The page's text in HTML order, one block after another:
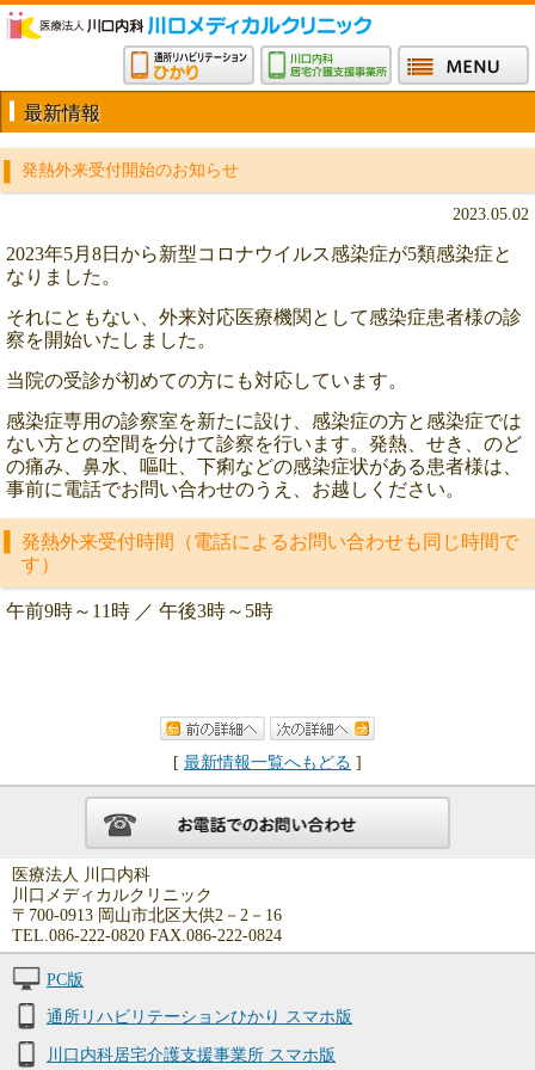
最新情報
発熱外来受付開始のお知らせ
2023.05.02
2023年5月8日から新型コロナウイルス感染症が5類感染症と
なりました。
それにともない、外来対応医療機関として感染症患者様の診
察を開始いたしました。
当院の受診が初めての方にも対応しています。
感染症専用の診察室を新たに設け、感染症の方と感染症では
ない方との空間を分けて診察を行います。発熱、せき、のど
の痛み、鼻水、嘔吐、下痢などの感染症状がある患者様は、
事前に電話でお問い合わせのうえ、お越しください。
発熱外来受付時間（電話によるお問い合わせも同じ時間で
す）
午前9時～11時 ／ 午後3時～5時
[ 最新情報一覧へもどる ]
医療法人 川口内科
川口メディカルクリニック
〒700-0913 岡山市北区大供2－2－16
TEL.086-222-0820 FAX.086-222-0824
PC版
通所リハビリテーションひかり スマホ版
川口内科居宅介護支援事業所 スマホ版